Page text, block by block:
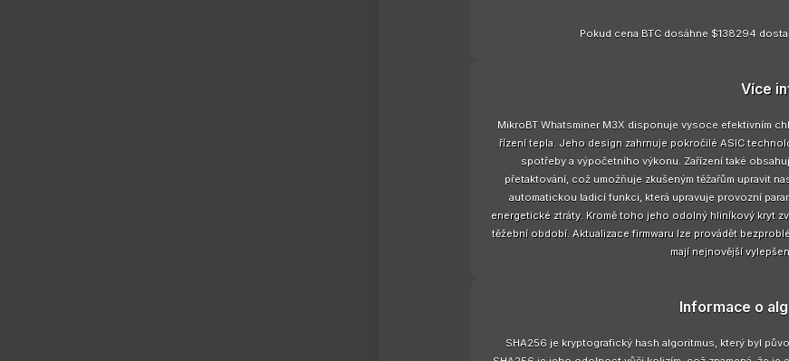
Pokud cena BTC dosáhne $138294
Více
MikroBT Whatsminer M3X disponuje vysoce efektivním
řízení tepla. Jeho design zahrnuje pokročilé ASIC
spotřeby a výpočetního výkonu. Zařízení také
přetaktování, což umožňuje zkušeným těžařům upravit
automatickou ladicí funkci, která upravuje provozní
energetické ztráty. Kromě toho jeho odolný hliníkový kryt
těžební období. Aktualizace firmwaru lze provádět
mají nejnovější
Informace o
SHA256 je kryptografický hash algoritmus, který byl